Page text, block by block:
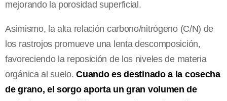
mejorando la porosidad superficial.
Asimismo, la alta relación carbono/nitrógeno (C/N) de
los rastrojos promueve una lenta descomposición,
favoreciendo la reposición de los niveles de materia
orgánica al suelo.Cuando es destinado a la cosecha
de grano, el sorgo aporta un gran volumen de